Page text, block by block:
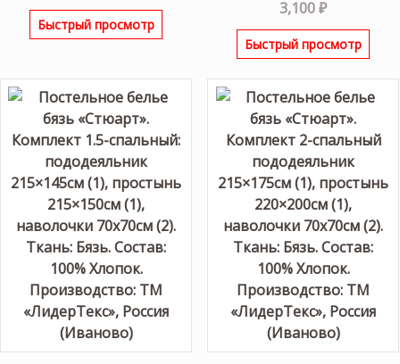
Быстрый просмотр
3,100₽
Быстрый просмотр